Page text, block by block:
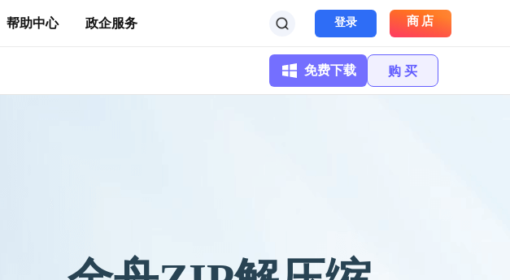
帮助中心 政企服务 登录 商店
免费下载 购 买